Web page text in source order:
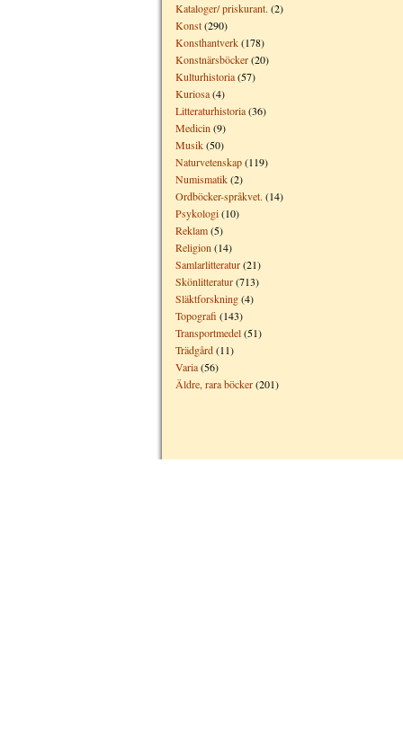
Kataloger/ priskurant. (2)
Konst(290)
Konsthantverk(178)
Konstnärsböcker(20)
Kulturhistoria(57)
Kuriosa(4)
Litteraturhistoria(36)
Medicin (9)
Musik(50)
Naturvetenskap(119)
Numismatik(2)
Ordböcker-språkvet. (14)
Psykologi(10)
Reklam(5)
Religion (14)
Samlarlitteratur(21)
Skönlitteratur(713)
Släktforskning(4)
Topografi (143)
Transportmedel(51)
Trädgård(11)
Varia(56)
Äldre, rara böcker(201)